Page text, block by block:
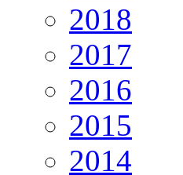
2018
2017
2016
2015
2014